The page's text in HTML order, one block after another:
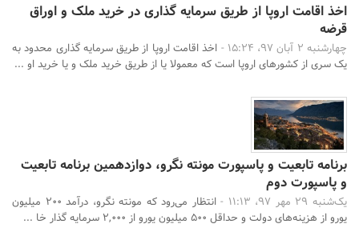
اخذ اقامت اروپا از طریق سرمایه گذاری در خرید ملک و اوراق
قرضه
چهارشنبه 2 آبان 97، 15:24 -
اخذ اقامت اروپا از طریق سرمایه گذاری محدود به
یک سری از کشورهای اروپا است که معمولا یا از طریق خرید ملک و یا خرید او ...
برنامه تابعیت و پاسپورت مونته نگرو، دوازدهمین برنامه تابعیت
و پاسپورت دوم
یک‌شنبه 29 مهر 97، 11:13 -
انتظار می‌رود که مونته نگرو، درآمد 200 میلیون
یورو از هزینه‌های دولت و حداقل 500 میلیون یورو از 2,000 سرمایه گذار خا ...